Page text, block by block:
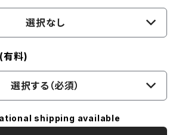
選択なし
有料)
選択する（必須）
shipping available